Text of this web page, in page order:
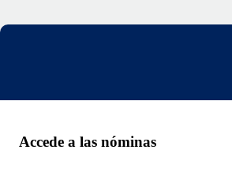
Accede a las nóminas